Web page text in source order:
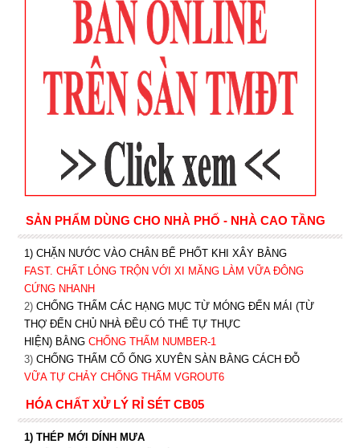
SẢN PHẨM DÙNG CHO NHÀ PHỐ - NHÀ CAO TẦNG
1) CHẶN NƯỚC VÀO CHÂN BỂ PHỐT KHI XÂY BẰNG
FAST. CHẤT LỎNG TRỘN VỚI XI MĂNG LÀM VỮA ĐÔNG
CỨNG NHANH
2) CHỐNG THẤM CÁC HẠNG MỤC TỪ MÓNG ĐẾN MÁI (TỪ
THỢ ĐẾN CHỦ NHÀ ĐỀU CÓ THỂ TỰ THỰC
HIỆN) BẰNG CHỐNG THẤM NUMBER-1
3) CHỐNG THẤM CỔ ỐNG XUYÊN SÀN BẰNG CÁCH ĐỖ
VỮA TỰ CHẢY CHỐNG THẤM VGROUT6
HÓA CHẤT XỬ LÝ RỈ SÉT CB05
1) THÉP MỚI DÍNH MƯA